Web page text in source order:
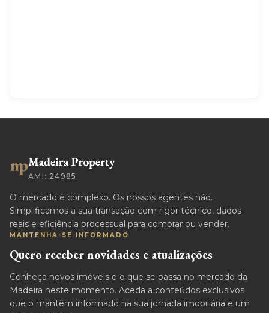
AMI: 24985
O mercado é complexo. Os nossos agentes não.
Simplificamos a sua transação com rigor técnico, dados
reais e eficiência processual para comprar ou vender.
MANTENHA-SE INFORMADO
Quero receber novidades e atualizações
Conheça novos imóveis e o que se passa no mercado da
Madeira neste momento. Aceda a conteúdos exclusivos
que o mantêm informado na sua jornada imobiliária e um